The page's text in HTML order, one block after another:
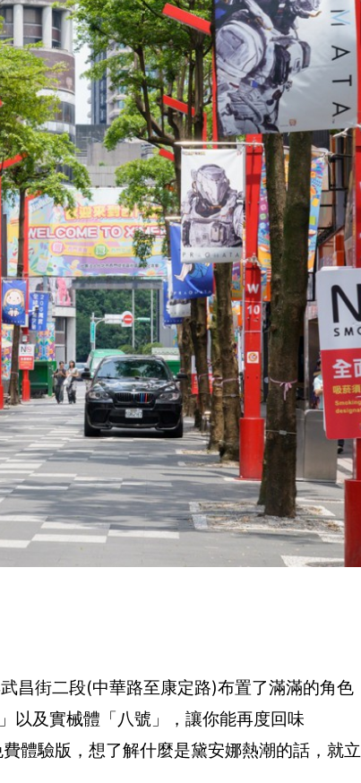
昌街二段(中華路至康定路)布置了滿滿的角色
以及實械體「八號」，讓你能再度回味
體驗版，想了解什麼是黛安娜熱潮的話，就立